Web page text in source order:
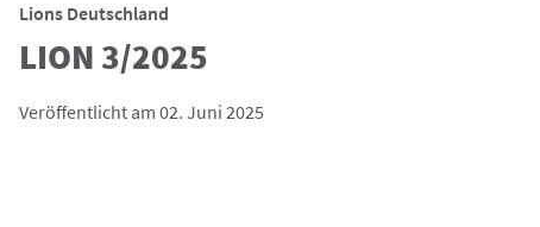
Lions Deutschland
LION 3/2025
Veröffentlicht am 02. Juni 2025